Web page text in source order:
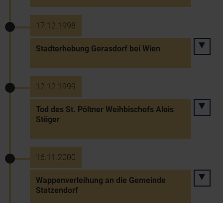
17.12.1998
Stadterhebung Gerasdorf bei Wien
12.12.1999
Tod des St. Pöltner Weihbischofs Alois
Stöger
16.11.2000
Wappenverleihung an die Gemeinde
Statzendorf